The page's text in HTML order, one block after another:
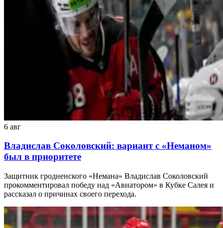
6 авг
Владислав Соколовский: вариант с «Неманом»
был в приоритете
Защитник гродненского «Немана» Владислав Соколовский
прокомментировал победу над «Авиатором» в Кубке Салея и
рассказал о причинах своего перехода.